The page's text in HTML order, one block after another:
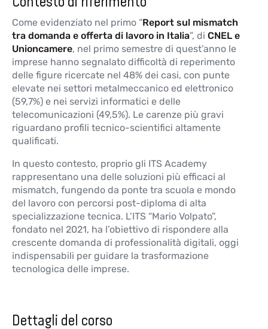
Come evidenziato nel primo “Report sul mismatch
tra domanda e offerta di lavoro in Italia”, di CNEL e
Unioncamere, nel primo semestre di quest’anno le
imprese hanno segnalato difficoltà di reperimento
delle figure ricercate nel 48% dei casi, con punte
elevate nei settori metalmeccanico ed elettronico
(59,7%) e nei servizi informatici e delle
telecomunicazioni (49,5%). Le carenze più gravi
riguardano profili tecnico-scientifici altamente
qualificati.
In questo contesto, proprio gli ITS Academy
rappresentano una delle soluzioni più efficaci al
mismatch, fungendo da ponte tra scuola e mondo
del lavoro con percorsi post-diploma di alta
specializzazione tecnica. L’ITS “Mario Volpato”,
fondato nel 2021, ha l’obiettivo di rispondere alla
crescente domanda di professionalità digitali, oggi
indispensabili per guidare la trasformazione
tecnologica delle imprese.
Dettagli del corso